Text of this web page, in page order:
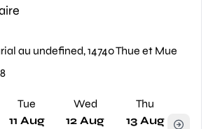
au undefined, 14740 Thue et Mue
Tue
11 Aug
Wed
12 Aug
Thu
13 Aug